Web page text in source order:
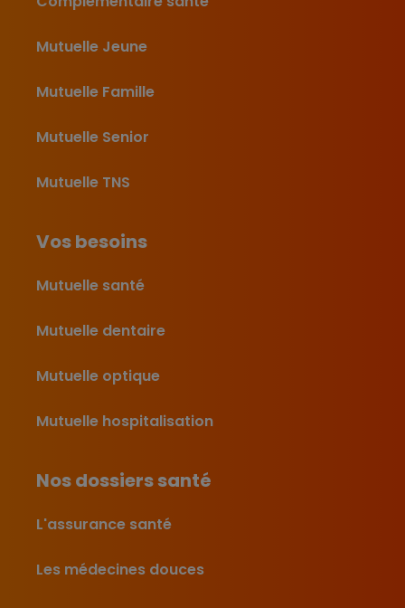
Mutuelle Jeune
Mutuelle Famille
Mutuelle Senior
Mutuelle TNS
Vos besoins
Mutuelle santé
Mutuelle dentaire
Mutuelle optique
Mutuelle hospitalisation
Nos dossiers santé
L'assurance santé
Les médecines douces